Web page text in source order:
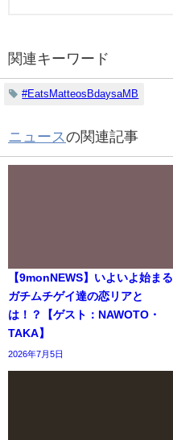
関連キーワード
#EatsMatteosBdaysaMB
ニュースの関連記事
【9monNEWS】いよいよ始まる
ガチムチゲイ達の恋リアと
は！？【ゲスト：NAWOTO・
TAKA】
2026年7月5日